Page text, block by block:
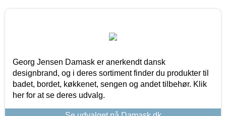
Georg Jensen Damask er anerkendt dansk
designbrand, og i deres sortiment finder du produkter til
badet, bordet, køkkenet, sengen og andet tilbehør. Klik
her for at se deres udvalg.